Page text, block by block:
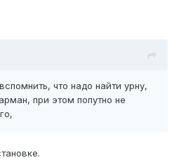
что надо найти урну,
при этом попутно не